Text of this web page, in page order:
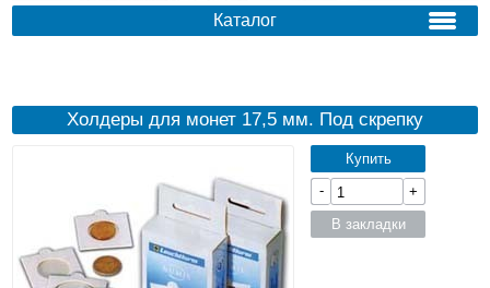
Каталог
Холдеры для монет 17,5 мм. Под скрепку
Купить
-
+
В закладки